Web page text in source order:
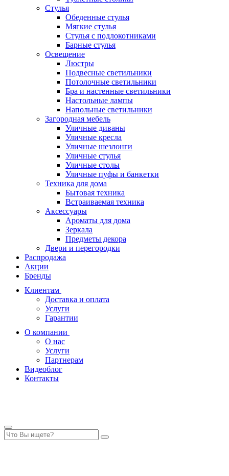
Стулья
Обеденные стулья
Мягкие стулья
Стулья с подлокотниками
Барные стулья
Освещение
Люстры
Подвесные светильники
Потолочные светильники
Бра и настенные светильники
Настольные лампы
Напольные светильники
Загородная мебель
Уличные диваны
Уличные кресла
Уличные шезлонги
Уличные стулья
Уличные столы
Уличные пуфы и банкетки
Техника для дома
Бытовая техника
Встраиваемая техника
Аксессуары
Ароматы для дома
Зеркала
Предметы декора
Двери и перегородки
Распродажа
Акции
Бренды
Клиентам
Доставка и оплата
Услуги
Гарантии
О компании
О нас
Услуги
Партнерам
Видеоблог
Контакты